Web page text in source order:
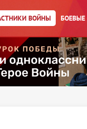
ВОЙНЫ
войны